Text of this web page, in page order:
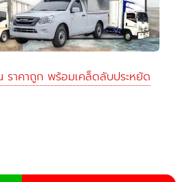
ราคาถูก พร้อมเคล็ดลับประหยัด